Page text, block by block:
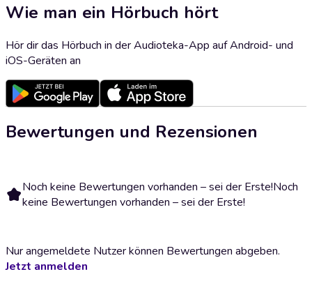
Wie man ein Hörbuch hört
Hör dir das Hörbuch in der Audioteka-App auf Android- und
iOS-Geräten an
Bewertungen und Rezensionen
Noch keine Bewertungen vorhanden – sei der Erste!Noch
keine Bewertungen vorhanden – sei der Erste!
Nur angemeldete Nutzer können Bewertungen abgeben.
Jetzt anmelden